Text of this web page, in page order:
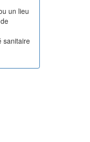
un lieu
sanitaire